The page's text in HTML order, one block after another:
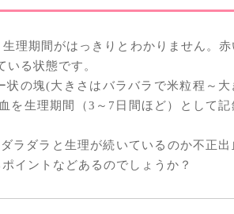
理期間がはっきりとわかりません。赤
る状態です。
の塊(大きさはバラバラで米粒程～大
を生理期間（3～7日間ほど）として記
ラダラと生理が続いているのか不正出
イントなどあるのでしょうか？